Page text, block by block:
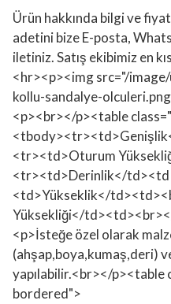
Ürün hakkında bilgi ve
adetini bize E-posta,
iletiniz. Satış ekibimiz en
<hr><p><img src="/
kollu-sandalye-
<p><br></p><table
<tr><td>Oturum
<tr><td>Derinlik</
<td>Yükseklik</
Yüksekliği</
<p>İsteğe özel olarak
(ahşap,boya,kumaş,deri)
yapılabilir.<br></p><table
bordered">